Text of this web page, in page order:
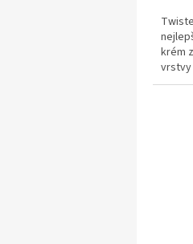
krém
vrstvy
tu